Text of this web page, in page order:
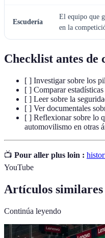
Escudería
El equipo que
en la
Checklist antes de
[ ] Investigar sobre los
[ ] Comparar
[ ] Leer sobre la
[ ] Ver documentales
[ ] Reflexionar sobre lo
automovilismo en otras
📺 Pour aller plus loin :
YouTube
Artículos similares
Continúa leyendo